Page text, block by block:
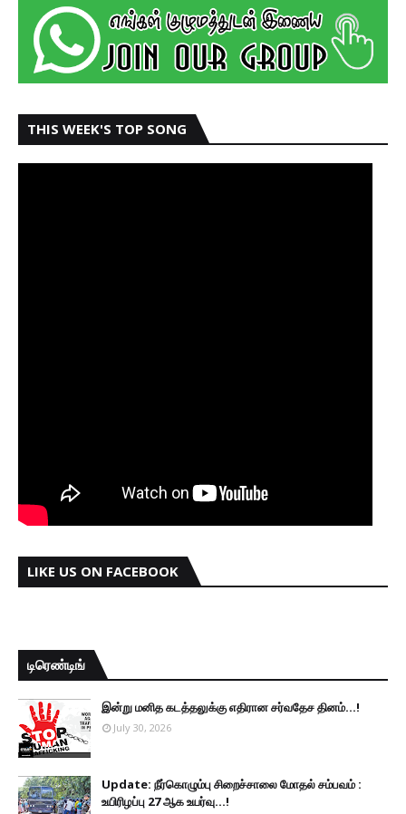
THIS WEEK'S TOP SONG
LIKE US ON FACEBOOK
டிரெண்டிங்
இன்று மனித கடத்தலுக்கு எதிரான சர்வதேச தினம்...!
July 30, 2026
Update: நீர்கொழும்பு சிறைச்சாலை மோதல் சம்பவம் :
உயிரிழப்பு 27 ஆக உயர்வு...!